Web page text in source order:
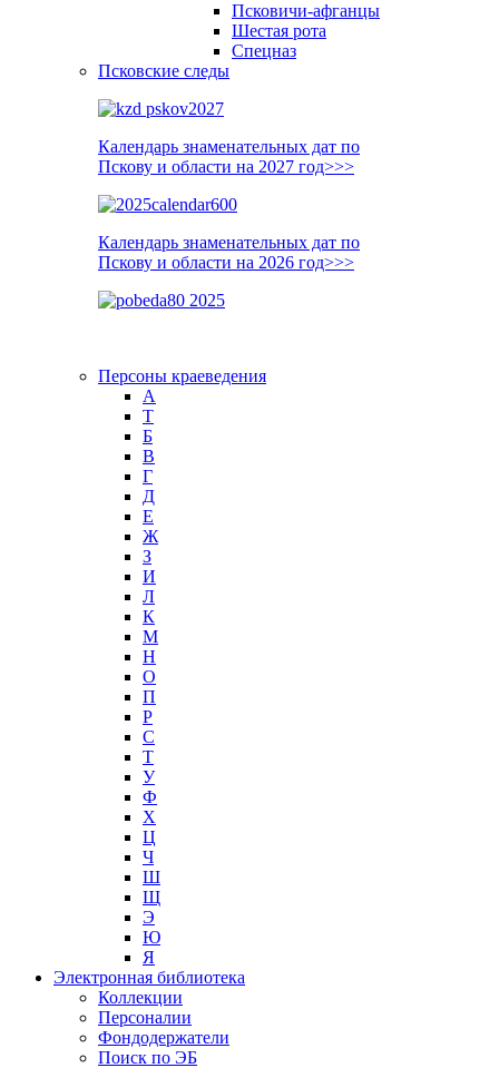
Псковичи-афганцы
Шестая рота
Спецназ
Псковские следы
Календарь знаменательных дат по
Пскову и области на 2027 год>>>
Календарь знаменательных дат по
Пскову и области на 2026 год>>>
Персоны краеведения
А
T
Б
В
Г
Д
Е
Ж
З
И
Л
К
М
Н
О
П
Р
С
Т
У
Ф
Х
Ц
Ч
Ш
Щ
Э
Ю
Я
Электронная библиотека
Коллекции
Персоналии
Фондодержатели
Поиск по ЭБ